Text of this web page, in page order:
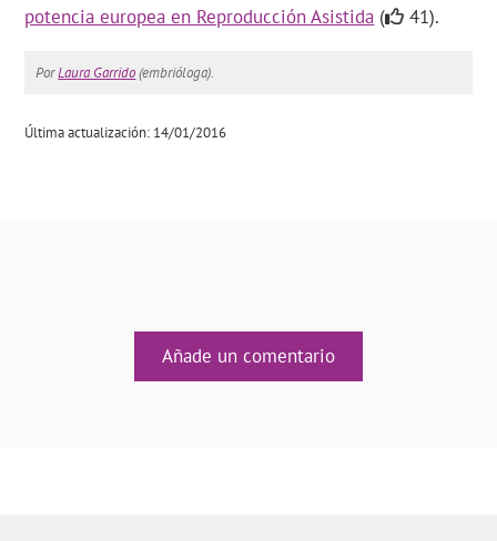
potencia europea en Reproducción Asistida ( 41).
PorLaura Garrido(embrióloga).
Última actualización: 14/01/2016
Añade un comentario